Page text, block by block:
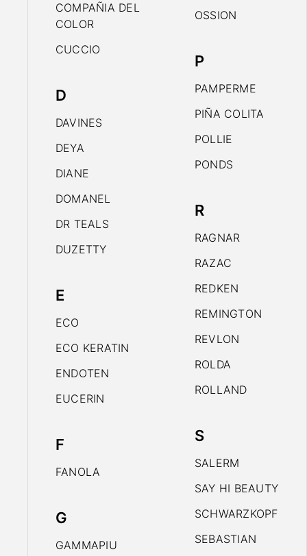
COMPAÑIA DEL
COLOR
CUCCIO
D
DAVINES
DEYA
DIANE
DOMANEL
DR TEALS
DUZETTY
E
ECO
ECO KERATIN
ENDOTEN
EUCERIN
F
FANOLA
G
GAMMAPIU
OSSION
P
PAMPERME
PIÑA COLITA
POLLIE
PONDS
R
RAGNAR
RAZAC
REDKEN
REMINGTON
REVLON
ROLDA
ROLLAND
S
SALERM
SAY HI BEAUTY
SCHWARZKOPF
SEBASTIAN